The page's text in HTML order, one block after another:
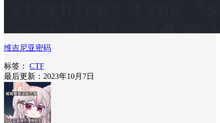
维吉尼亚密码
标签：
CTF
最后更新：2023年10月7日